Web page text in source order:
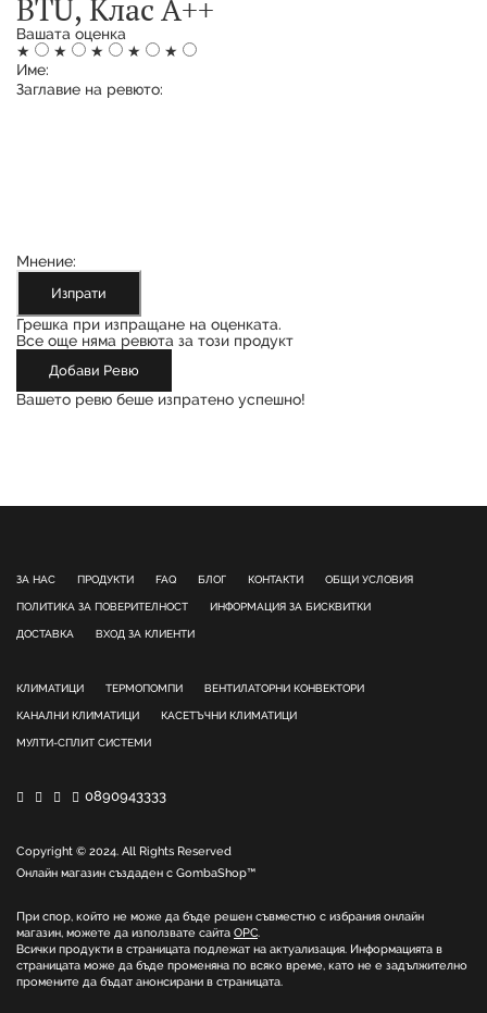
BTU, Клас А++
Вашата оценка
★
★ ★ ★
★
Име:
Заглавие на ревюто:
Мнение:
Изпрати
Грешка при изпращане на оценката.
Все още няма ревюта за този продукт
Добави Ревю
Вашето ревю беше изпратено успешно!
ЗА НАС ПРОДУКТИ FAQ БЛОГ КОНТАКТИ ОБЩИ УСЛОВИЯ
ПОЛИТИКА ЗА ПОВЕРИТЕЛНОСТ ИНФОРМАЦИЯ ЗА БИСКВИТКИ
ДОСТАВКА ВХОД ЗА КЛИЕНТИ
КЛИМАТИЦИ ТЕРМОПОМПИ ВЕНТИЛАТОРНИ КОНВЕКТОРИ
КАНАЛНИ КЛИМАТИЦИ КАСЕТЪЧНИ КЛИМАТИЦИ
МУЛТИ-СПЛИТ СИСТЕМИ
0890943333
Copyright © 2024. All Rights Reserved
Онлайн магазин създаден с GombaShop™
При спор, който не може да бъде решен съвместно с избрания онлайн
магазин, можете да използвате сайта ОРС.
Всички продукти в страницата подлежат на актуализация. Информацията в
страницата може да бъде променяна по всяко време, като не е задължително
промените да бъдат анонсирани в страницата.